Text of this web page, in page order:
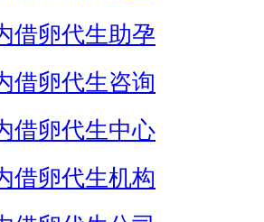
借卵代生助孕
借卵代生咨询
借卵代生中心
借卵代生机构